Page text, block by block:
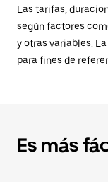
Las tarifas,
según factores
y otras variables.
para fines de
Es más